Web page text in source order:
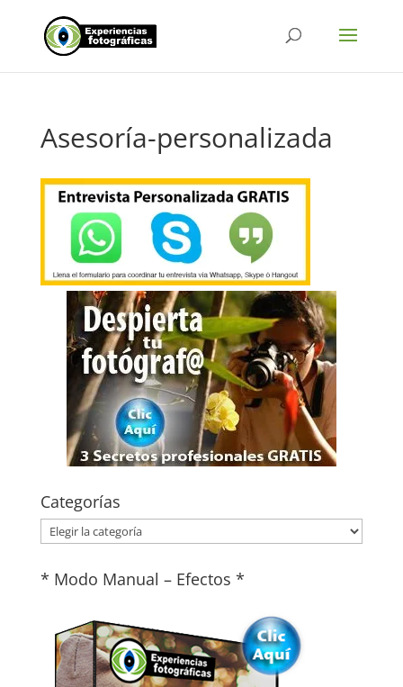
Asesoría-personalizada
Categorías
Categorías
* Modo Manual – Efectos *